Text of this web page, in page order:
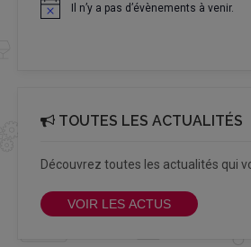
Notice Il n’y a pas d’évènements à venir.
TOUTES LES ACTUALITÉS
Découvrez toutes les actualités qui
VOIR LES ACTUS